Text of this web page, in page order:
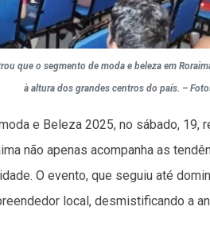
que o segmento de moda e beleza em
à altura dos grandes centros do país. –
e Beleza 2025, no sábado, 19,
não apenas acompanha as
O evento, que seguiu até
local, desmistificando a